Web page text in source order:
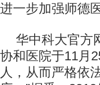
进一步加强师德
华中科大官方
协和医院于11月
人，从而严格依